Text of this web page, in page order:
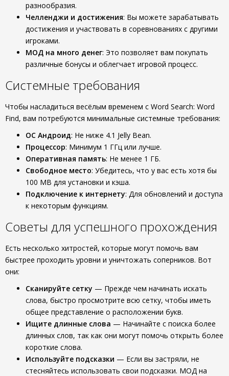
разнообразия.
Челленджи и достижения: Вы можете зарабатывать
достижения и участвовать в соревнованиях с другими
игроками.
МОД на много денег: Это позволяет вам покупать
различные бонусы и облегчает игровой процесс.
Системные требования
Чтобы насладиться весёлым временем с Word Search: Word
Find, вам потребуются минимальные системные требования:
ОС Андроид: Не ниже 4.1 Jelly Bean.
Процессор: Минимум 1 ГГц или лучше.
Оперативная память: Не менее 1 ГБ.
Свободное место: Убедитесь, что у вас есть хотя бы
100 MB для установки и кэша.
Подключение к интернету: Для обновлений и доступа
к некоторым функциям.
Советы для успешного прохождения
Есть несколько хитростей, которые могут помочь вам
быстрее проходить уровни и уничтожать соперников. Вот
они:
Сканируйте сетку — Прежде чем начинать искать
слова, быстро просмотрите всю сетку, чтобы иметь
общее представление о расположении букв.
Ищите длинные слова — Начинайте с поиска более
длинных слов, так как они могут помочь открыть более
короткие слова.
Используйте подсказки — Если вы застряли, не
стесняйтесь использовать свои подсказки. МОД на